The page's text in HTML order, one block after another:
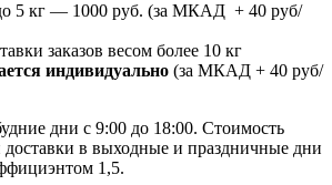
5 кг — 1000 руб. (за МКАД + 40 руб/
заказов весом более 10 кг
индивидуально (за МКАД + 40 руб/
дни с 9:00 до 18:00. Стоимость
доставки в выходные и праздничные дни
1,5.